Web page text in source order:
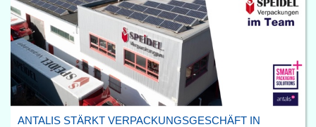
ANTALIS STÄRKT VERPACKUNGSGESCHÄFT IN